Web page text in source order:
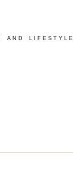
AND LIFESTYLE